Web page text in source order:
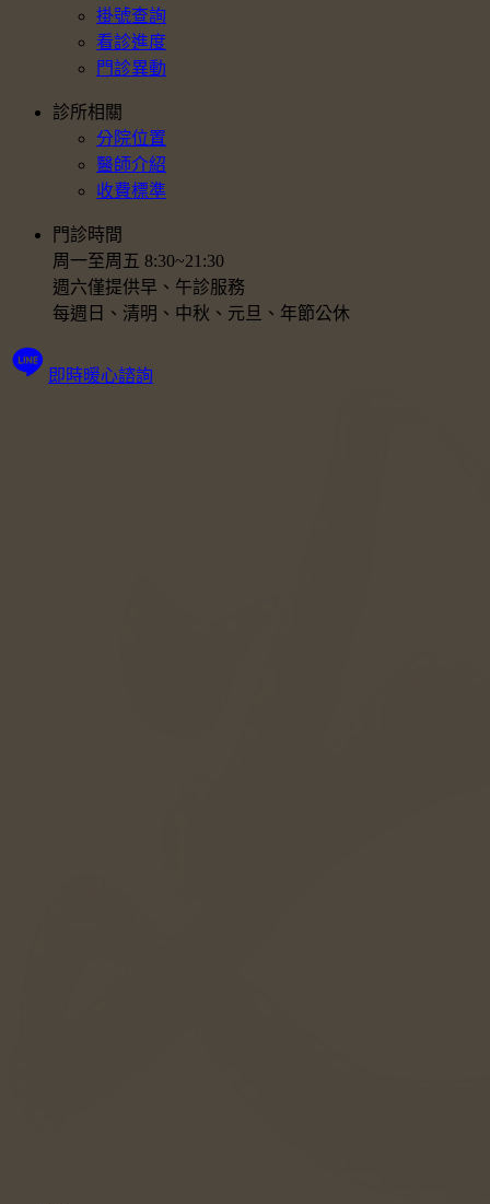
掛號查詢
看診進度
門診異動
診所相關
分院位置
醫師介紹
收費標準
門診時間
周一至周五 8:30~21:30
週六僅提供早、午診服務
每週日、清明、中秋、元旦、年節公休
即時暖心諮詢